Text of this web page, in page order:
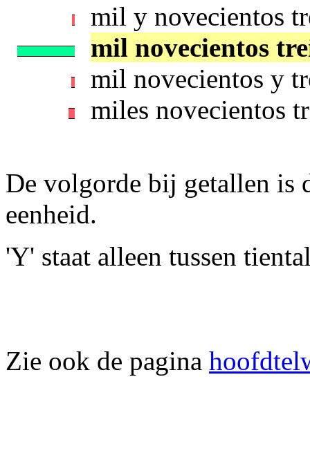
mil y novecientos
mil novecientos
mil novecientos y
miles novecientos
De volgorde bij getallen is
eenheid.
'Y' staat alleen tussen
Zie ook de pagina